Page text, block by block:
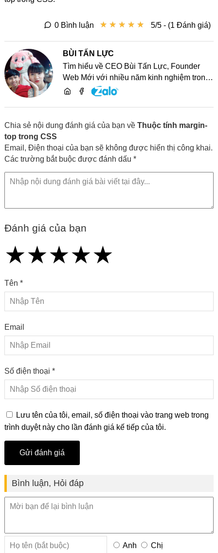
★ ★ ★ ★ ★
★ ★ ★ ★ ★ 5/5 - (1 Đánh giá)
0 Bình luận
BÙI TẤN LỰC
Tìm hiểu về CEO Bùi Tấn Lực, Founder
Web Mới với nhiều năm kinh nghiệm trong
lĩnh vực phát triển website, SEO và chia sẻ
Chia sẻ nội dung đánh giá của bạn về Thuộc tính margin-
top trong CSS
Email, Điện thoại của bạn sẽ không được hiển thị công khai.
Các trường bắt buộc được đánh dấu *
Đánh giá của bạn
★
★★
★★★
★★★★
★★★★★
Tên *
Email
Số điện thoại *
Lưu tên của tôi, email, số điện thoại vào trang web trong
trình duyệt này cho lần đánh giá kế tiếp của tôi.
Bình luận, Hỏi đáp
Anh Chị